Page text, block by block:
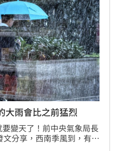
等級。
大雨會比之前猛烈
變天了！前中央氣象局長
分享，西南季風到，有西